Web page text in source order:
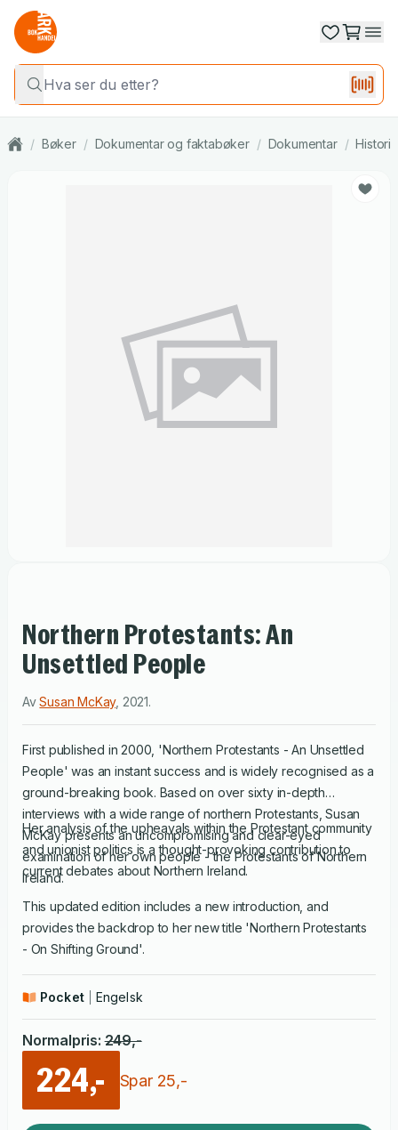
/ Bøker / Dokumentar og faktabøker / Dokumentar / Historie
Northern Protestants: An
Unsettled People
AvSusan McKay, 2021.
First published in 2000, 'Northern Protestants - An Unsettled
People' was an instant success and is widely recognised as a
ground-breaking book. Based on over sixty in-depth
interviews with a wide range of northern Protestants, Susan
McKay presents an uncompromising and clear-eyed
examination of her own people - the Protestants of Northern
Ireland.
Her analysis of the upheavals within the Protestant community
and unionist politics is a thought-provoking contribution to
current debates about Northern Ireland.
This updated edition includes a new introduction, and
provides the backdrop to her new title 'Northern Protestants
- On Shifting Ground'.
Pocket Engelsk
Normalpris: 249,-
224,- Spar 25,-